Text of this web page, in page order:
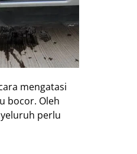
mengatasi
bocor. Oleh
perlu